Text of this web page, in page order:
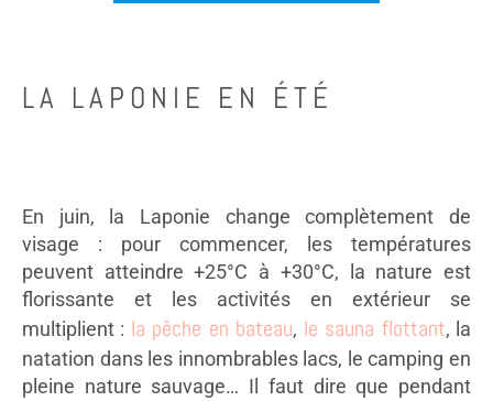
LA LAPONIE EN ÉTÉ
En juin, la Laponie change complètement de
visage : pour commencer, les températures
peuvent atteindre +25°C à +30°C, la nature est
florissante et les activités en extérieur se
multiplient : la pêche en bateau, le sauna flottant, la
natation dans les innombrables lacs, le camping en
pleine nature sauvage… Il faut dire que pendant